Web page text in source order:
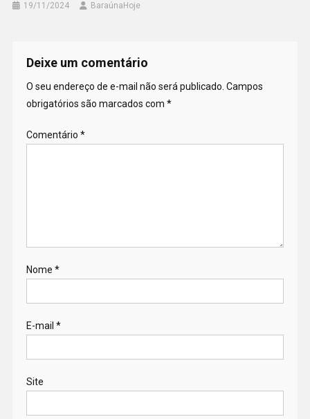
19/11/2024 BaraúnaHoje
Deixe um comentário
O seu endereço de e-mail não será publicado. Campos
obrigatórios são marcados com *
Comentário *
Nome *
E-mail *
Site